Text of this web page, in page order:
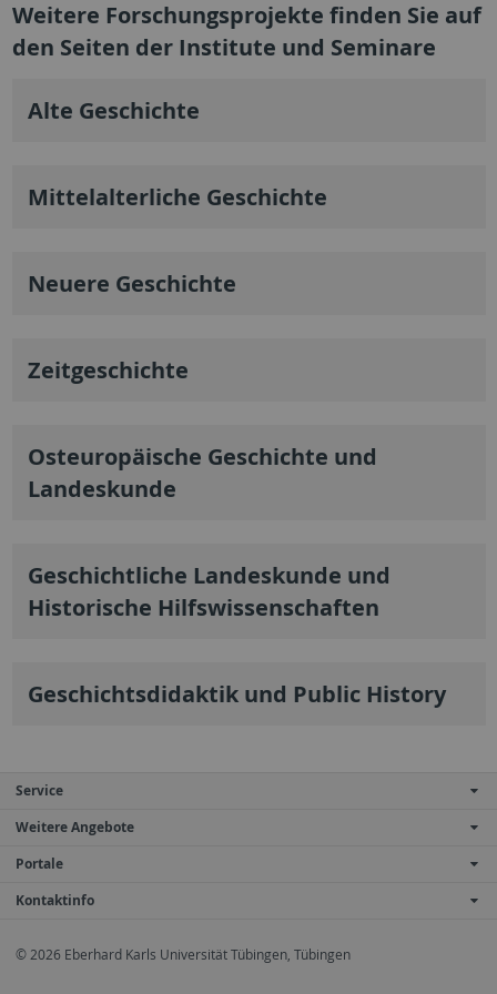
Weitere Forschungsprojekte finden Sie auf
den Seiten der Institute und Seminare
Alte Geschichte
Mittelalterliche Geschichte
Neuere Geschichte
Zeitgeschichte
Osteuropäische Geschichte und
Landeskunde
Geschichtliche Landeskunde und
Historische Hilfswissenschaften
Geschichtsdidaktik und Public History
Service
Weitere Angebote
Portale
Kontaktinfo
© 2026 Eberhard Karls Universität Tübingen, Tübingen